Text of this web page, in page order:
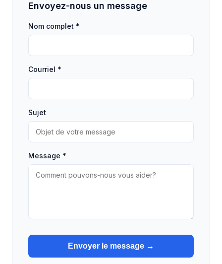
Envoyez-nous un message
Nom complet *
Courriel *
Sujet
Message *
Envoyer le message →